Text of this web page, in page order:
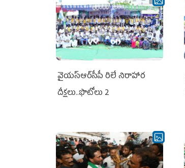
వైయ‌స్ఆర్‌సీపీ రిలే నిరాహార
దీక్షలు..ఫొటోలు 2